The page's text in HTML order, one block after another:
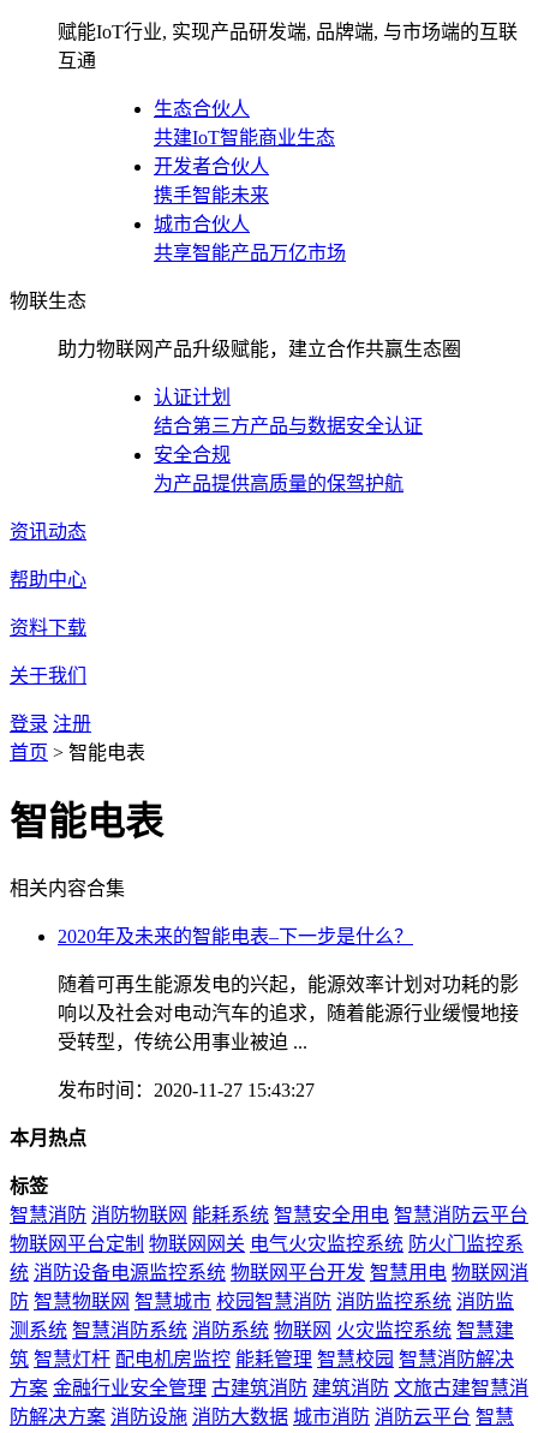
赋能IoT行业, 实现产品研发端, 品牌端, 与市场端的互联
互通
生态合伙人
共建IoT智能商业生态
开发者合伙人
携手智能未来
城市合伙人
共享智能产品万亿市场
物联生态
助力物联网产品升级赋能，建立合作共赢生态圈
认证计划
结合第三方产品与数据安全认证
安全合规
为产品提供高质量的保驾护航
资讯动态
帮助中心
资料下载
关于我们
登录 注册
首页 > 智能电表
智能电表
相关内容合集
2020年及未来的智能电表–下一步是什么？
随着可再生能源发电的兴起，能源效率计划对功耗的影
响以及社会对电动汽车的追求，随着能源行业缓慢地接
受转型，传统公用事业被迫 ...
发布时间：2020-11-27 15:43:27
本月热点
标签
智慧消防 消防物联网 能耗系统 智慧安全用电 智慧消防云平台
物联网平台定制 物联网网关 电气火灾监控系统 防火门监控系
统 消防设备电源监控系统 物联网平台开发 智慧用电 物联网消
防 智慧物联网 智慧城市 校园智慧消防 消防监控系统 消防监
测系统 智慧消防系统 消防系统 物联网 火灾监控系统 智慧建
筑 智慧灯杆 配电机房监控 能耗管理 智慧校园 智慧消防解决
方案 金融行业安全管理 古建筑消防 建筑消防 文旅古建智慧消
防解决方案 消防设施 消防大数据 城市消防 消防云平台 智慧